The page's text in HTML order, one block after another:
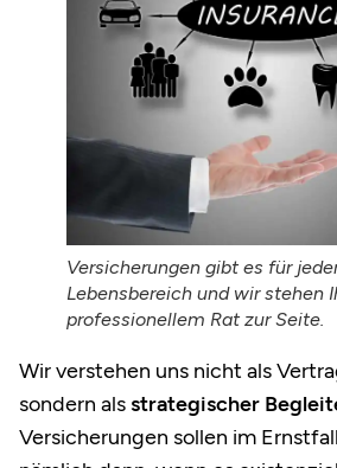
Versicherungen gibt es für
Lebensbereich und wir stehen
professionellem Rat zur Seite.
Wir verstehen uns nicht als
sondern alsstrategischer
Versicherungen sollen im